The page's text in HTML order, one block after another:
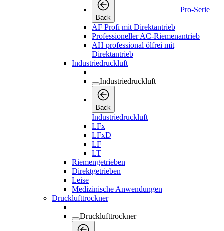
Back
Pro-Serie
AF Profi mit Direktantrieb
Professioneller AC-Riemenantrieb
AH professional ölfrei mit
Direktantrieb
Industriedruckluft
Industriedruckluft
Back
Industriedruckluft
LFx
LFxD
LF
LT
Riemengetrieben
Direktgetrieben
Leise
Medizinische Anwendungen
Drucklufttrockner
Drucklufttrockner